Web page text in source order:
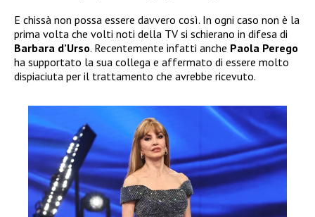
E chissà non possa essere davvero così. In ogni caso non è la
prima volta che volti noti della TV si schierano in difesa di
Barbara d’Urso. Recentemente infatti anche Paola Perego
ha supportato la sua collega e affermato di essere molto
dispiaciuta per il trattamento che avrebbe ricevuto.